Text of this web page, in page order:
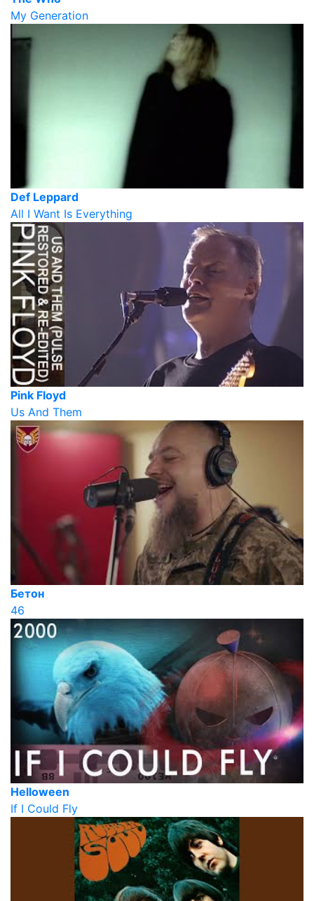
My Generation
Def Leppard
All I Want Is Everything
Pink Floyd
Us And Them
Бетон
46
Helloween
If I Could Fly